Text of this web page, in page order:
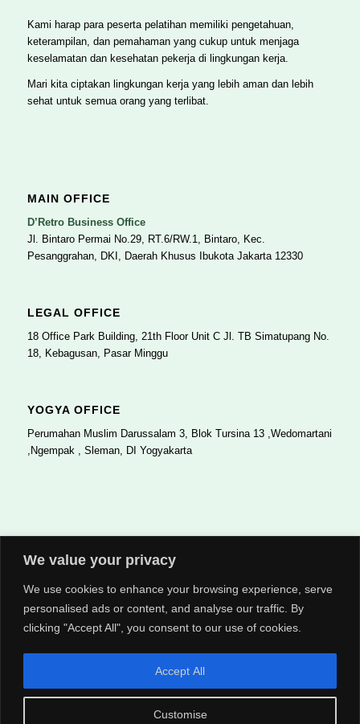
We value your privacy
We use cookies to enhance your browsing experience, serve
personalised ads or content, and analyse our traffic. By
clicking "Accept All", you consent to our use of cookies.
Customise
Accept All
Kami harap para peserta pelatihan memiliki pengetahuan,
keterampilan, dan pemahaman yang cukup untuk menjaga
keselamatan dan kesehatan pekerja di lingkungan kerja.
Mari kita ciptakan lingkungan kerja yang lebih aman dan lebih
sehat untuk semua orang yang terlibat.
MAIN OFFICE
D’Retro Business Office
Jl. Bintaro Permai No.29, RT.6/RW.1, Bintaro, Kec.
Pesanggrahan, DKI, Daerah Khusus Ibukota Jakarta 12330
LEGAL OFFICE
18 Office Park Building, 21th Floor Unit C Jl. TB Simatupang No.
18, Kebagusan, Pasar Minggu
YOGYA OFFICE
Perumahan Muslim Darussalam 3, Blok Tursina 13 ,Wedomartani
,Ngempak , Sleman, DI Yogyakarta
Pelatihan Ahli K3 Umum
Pelatihan P3K
Pelatihan Damkar
Mo-Fr: 8:00-22:00